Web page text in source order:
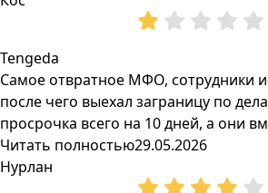
Tengeda
Самое отвратное МФО, сотрудники и
после чего выехал заграницу по
просрочка всего на 10 дней, а они
Читать полностью29.05.2026
Нурлан